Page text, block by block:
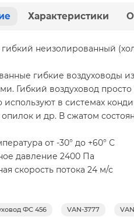
Характеристики
гибкий неизолированный
гибкие воздуховоды
Гибкий воздуховод
используют в системах
опилок и др. В сжатом
от -30° до +60° С
давление 2400 Па
скорость потока 24 м/с
ФС 456 VAN-3777